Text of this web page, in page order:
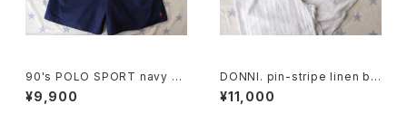
90's POLO SPORT navy C
ulottes w/ pony embroider
y
¥9,900
DONNI. pin-stripe linen bl
end easy Pants
¥11,000